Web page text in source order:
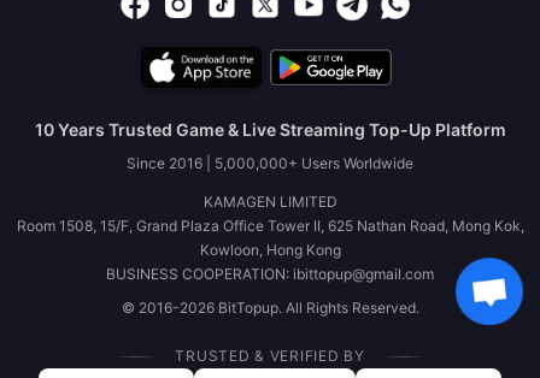
10 Years Trusted Game & Live Streaming Top-Up Platform
Since 2016 | 5,000,000+ Users Worldwide
KAMAGEN LIMITED
Room 1508, 15/F, Grand Plaza Office Tower II, 625 Nathan Road, Mong Kok,
Kowloon, Hong Kong
BUSINESS COOPERATION: ibittopup@gmail.com
© 2016-2026 BitTopup. All Rights Reserved.
TRUSTED & VERIFIED BY